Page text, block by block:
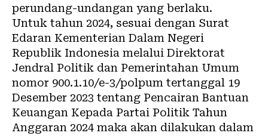
perundang-undangan yang berlaku.
Untuk tahun 2024, sesuai dengan Surat
Edaran Kementerian Dalam Negeri
Republik Indonesia melalui Direktorat
Jendral Politik dan Pemerintahan Umum
nomor 900.1.10/e-3/polpum tertanggal 19
Desember 2023 tentang Pencairan Bantuan
Keuangan Kepada Partai Politik Tahun
Anggaran 2024 maka akan dilakukan dalam